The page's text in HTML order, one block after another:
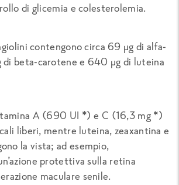
di glicemia e colesterolemia.
contengono circa 69 µg di alfa-
di beta-carotene e 640 µg di luteina
A (690 UI *) e C (16,3 mg *)
liberi, mentre luteina, zeaxantina e
la vista; ad esempio,
protettiva sulla retina
maculare senile.